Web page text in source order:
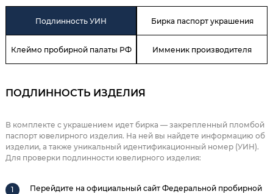
Подлинность УИН Бирка паспорт украшения
Клеймо пробирной палаты РФ Имменик производителя
ПОДЛИННОСТЬ ИЗДЕЛИЯ
В комплекте с украшением идет бирка — закрепленный пломбой
паспорт ювелирного изделия. На ней вы найдете информацию об
изделии, а также уникальный идентификационный номер (УИН).
Для проверки подлинности ювелирного изделия:
Перейдите на официальный сайт Федеральной пробирной